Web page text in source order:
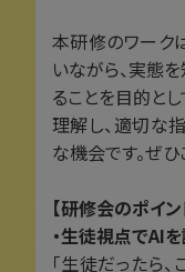
本研修のワーク
いながら、実態
ることを目的と
理解し、適切な
な機会です。ぜひ
【研修会のポイン
・生徒視点でAIを
「生徒だったら